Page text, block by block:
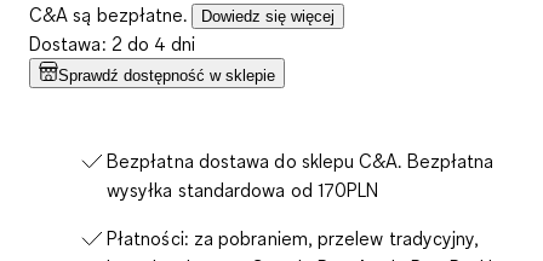
C&A są bezpłatne.
Dowiedz się więcej
Dostawa: 2 do 4 dni
Sprawdź dostępność w sklepie
Bezpłatna dostawa do sklepu C&A. Bezpłatna
wysyłka standardowa od 170PLN
Płatności: za pobraniem, przelew tradycyjny,